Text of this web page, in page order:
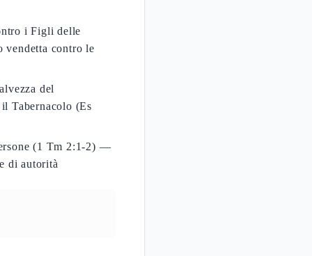
i Figli delle
contro le
del
Tabernacolo (Es
(1 Tm 2:1-2) —
di autorità